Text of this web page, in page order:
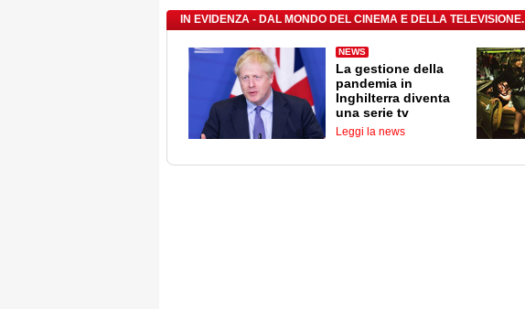
IN EVIDENZA - DAL MONDO DEL CINEMA E DELLA TELEVISIONE.
NEWS
La gestione della
pandemia in
Inghilterra diventa
una serie tv
Leggi la news